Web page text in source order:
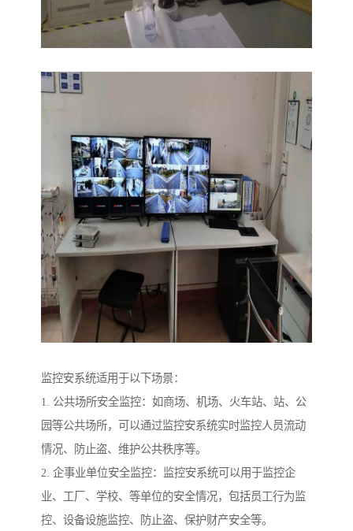
监控安系统适用于以下场景：
1. 公共场所安全监控：如商场、机场、火车站、站、公
园等公共场所，可以通过监控安系统实时监控人员流动
情况、防止盗、维护公共秩序等。
2. 企事业单位安全监控：监控安系统可以用于监控企
业、工厂、学校、等单位的安全情况，包括员工行为监
控、设备设施监控、防止盗、保护财产安全等。